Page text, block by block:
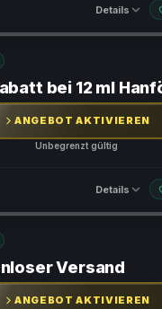
Details
Produkte
bei 12 ml
ANGEBOT AKTIVIEREN
Unbegrenzt gültig
Details
Produkte
Versand
ANGEBOT AKTIVIEREN